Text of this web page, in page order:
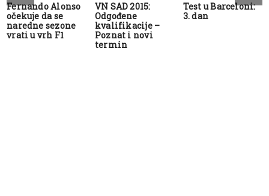
Fernando Alonso
očekuje da se
naredne sezone
vrati u vrh F1
VN SAD 2015:
Odgođene
kvalifikacije –
Poznat i novi
termin
Test u Barceloni:
3. dan